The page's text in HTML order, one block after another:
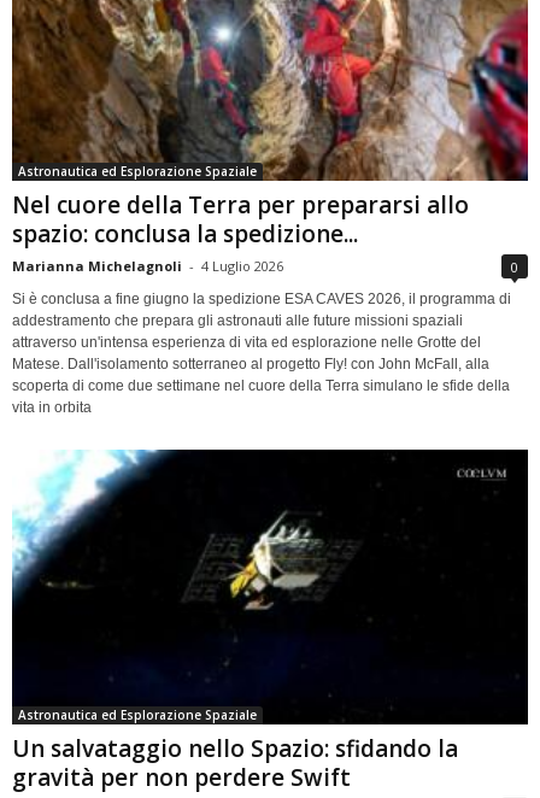
Astronautica ed Esplorazione Spaziale
Nel cuore della Terra per prepararsi allo
spazio: conclusa la spedizione...
Marianna Michelagnoli - 4 Luglio 2026 0
Si è conclusa a fine giugno la spedizione ESA CAVES 2026, il programma di
addestramento che prepara gli astronauti alle future missioni spaziali
attraverso un'intensa esperienza di vita ed esplorazione nelle Grotte del
Matese. Dall'isolamento sotterraneo al progetto Fly! con John McFall, alla
scoperta di come due settimane nel cuore della Terra simulano le sfide della
vita in orbita
Astronautica ed Esplorazione Spaziale
Un salvataggio nello Spazio: sfidando la
gravità per non perdere Swift